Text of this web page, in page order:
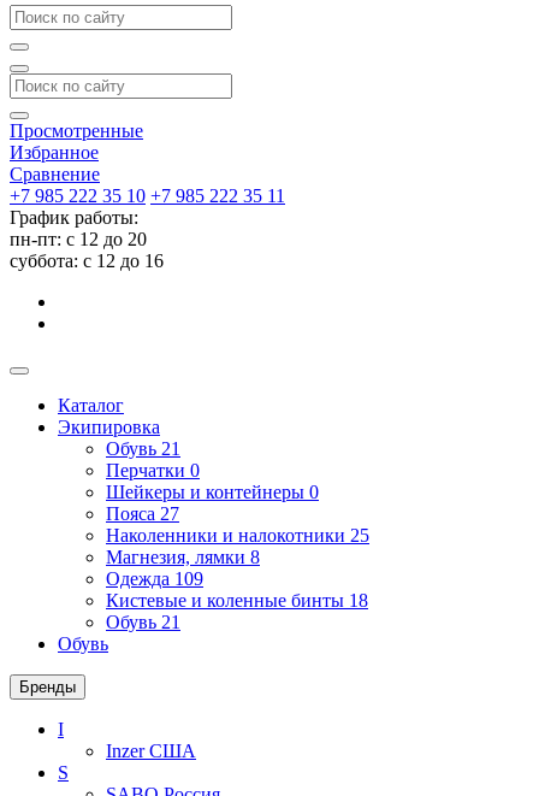
Просмотренные
Избранное
Сравнение
+7 985 222 35 10 +7 985 222 35 11
График работы:
пн-пт: с 12 до 20
суббота: c 12 до 16
Каталог
Экипировка
Обувь 21
Перчатки 0
Шейкеры и контейнеры 0
Пояса 27
Наколенники и налокотники 25
Магнезия, лямки 8
Одежда 109
Кистевые и коленные бинты 18
Обувь 21
Обувь
Бренды
I
InzerСША
S